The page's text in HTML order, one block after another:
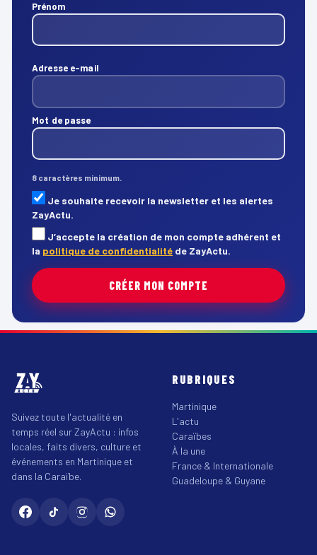
Prénom
Adresse e-mail
Mot de passe
8 caractères minimum.
Je souhaite recevoir la newsletter et les alertes
ZayActu.
J’accepte la création de mon compte adhérent et
la politique de confidentialité de ZayActu.
CRÉER MON COMPTE
Suivez toute l'actualité en
temps réel sur ZayActu : infos
locales, faits divers, culture et
événements en Martinique et
dans la Caraïbe.
RUBRIQUES
Martinique
L'actu
Caraïbes
À la une
France & Internationale
Guadeloupe & Guyane